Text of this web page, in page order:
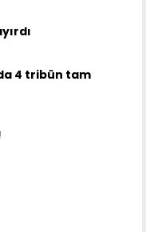
4 tribün tam